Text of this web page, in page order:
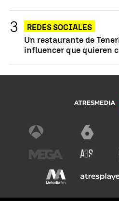
REDES SOCIALES
Un restaurante de
influencer que quieren